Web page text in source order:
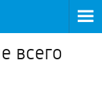
всего